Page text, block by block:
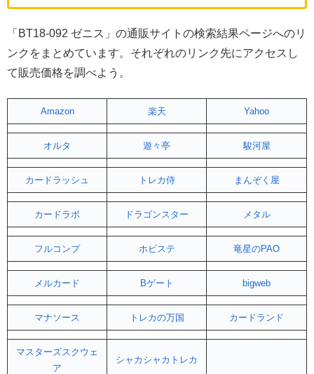
「BT18-092 ゼニス」の通販サイトの検索結果ページへのリ
ンクをまとめています。それぞれのリンク先にアクセスし
て販売価格を調べよう。
Amazon 楽天 Yahoo
オルタ 遊々亭 駿河屋
カードラッシュ トレカ侍 まんぞく屋
カードラボ ドラゴンスター メタル
フルコンプ ホビステ 竜星のPAO
メルカード Bゲート bigweb
マナソース トレカの万国 カードランド
マスターズスクウェ
ア
シャカシャカトレカ